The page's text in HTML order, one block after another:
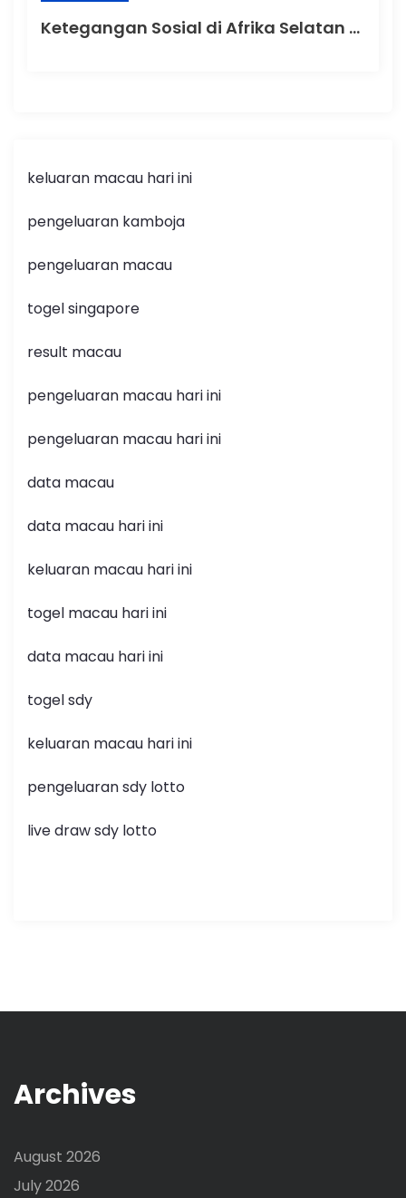
Ketegangan Sosial di Afrika Selatan Setelah Protes Terhadap Rasisme
keluaran macau hari ini
pengeluaran kamboja
pengeluaran macau
togel singapore
result macau
pengeluaran macau hari ini
pengeluaran macau hari ini
data macau
data macau hari ini
keluaran macau hari ini
togel macau hari ini
data macau hari ini
togel sdy
keluaran macau hari ini
pengeluaran sdy lotto
live draw sdy lotto
Archives
August 2026
July 2026